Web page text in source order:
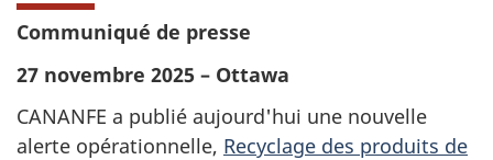
Communiqué de presse
27 novembre 2025 – ⁠Ottawa
CANANFE a publié aujourd'hui une nouvelle
alerte opérationnelle, Recyclage des produits de